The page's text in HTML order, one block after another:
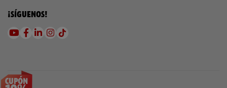
¡SÍGUENOS!